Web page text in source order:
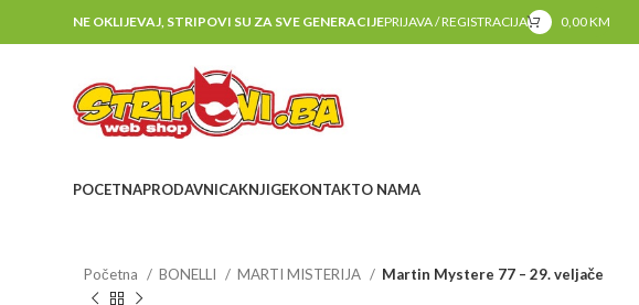
NE OKLIJEVAJ, STRIPOVI SU ZA SVE GENERACIJEPRIJAVA / REGISTRACIJA 0,00KM
POCETNAPRODAVNICAKNJIGEKONTAKTO NAMA
Početna BONELLI MARTI MISTERIJA Martin Mystere 77 – 29. veljače